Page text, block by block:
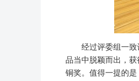
经过评委组一
品当中脱颖而出，
铜奖。值得一提的